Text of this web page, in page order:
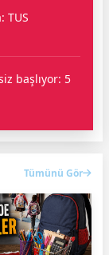
TUS
başlıyor: 5
Tümünü Gör